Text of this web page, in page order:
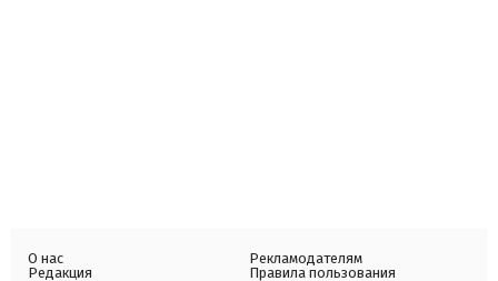
О нас
Редакция
Рекламодателям
Правила пользования